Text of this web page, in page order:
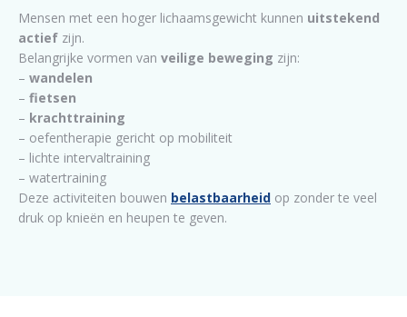
Mensen met een hoger lichaamsgewicht kunnen uitstekend
actief zijn.
Belangrijke vormen van veilige beweging zijn:
– wandelen
– fietsen
– krachttraining
– oefentherapie gericht op mobiliteit
– lichte intervaltraining
– watertraining
Deze activiteiten bouwen belastbaarheid op zonder te veel
druk op knieën en heupen te geven.